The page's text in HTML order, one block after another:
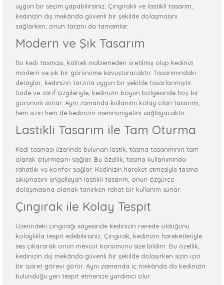
uygun bir seçim yapabilirsiniz. Çıngıraklı ve lastikli tasarım,
kedinizin dış mekânda güvenli bir şekilde dolaşmasını
sağlarken, onun tarzını da tamamlar.
Modern ve Şık Tasarım
Bu kedi tasması, kaliteli malzemeden üretilmiş olup kedinizi
modern ve şık bir görünüme kavuşturacaktır. Tasarımındaki
detaylar, kedinizin tarzına uygun bir şekilde tasarlanmıştır.
Sade ve zarif çizgileriyle, kedinizin boyun bölgesinde hoş bir
görünüm sunar. Aynı zamanda kullanımı kolay olan tasarımı,
hem sizin hem de kedinizin memnuniyetini sağlayacaktır.
Lastikli Tasarım ile Tam Oturma
Kedi tasması üzerinde bulunan lastik, tasma tasarımının tam
olarak oturmasını sağlar. Bu özellik, tasma kullanımında
rahatlık ve konfor sağlar. Kedinizin hareket etmesiyle tasma
sıkışmasını engelleyen lastikli tasarım, onun özgürce
dolaşmasına olanak tanırken rahat bir kullanım sunar.
Çıngırak ile Kolay Tespit
Üzerindeki çıngırağı sayesinde kedinizin nerede olduğunu
kolaylıkla tespit edebilirsiniz. Çıngırak, kedinizin hareketleriyle
ses çıkararak onun mevcut konumunu size bildirir. Bu özellik,
kedinizin dış mekânda güvenli bir şekilde dolaşırken sizin için
bir işaret görevi görür. Aynı zamanda iç mekânda da kedinizin
bulunduğu yeri tespit etmenize yardımcı olur.